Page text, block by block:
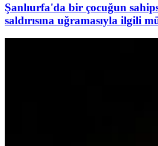
Şanlıurfa'da bir çocuğun
saldırısına uğramasıyla ilgili